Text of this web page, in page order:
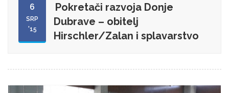
6
SRP
'15
Pokretači razvoja Donje
Dubrave – obitelj
Hirschler/Zalan i splavarstvo